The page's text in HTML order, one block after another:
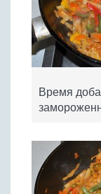
Время